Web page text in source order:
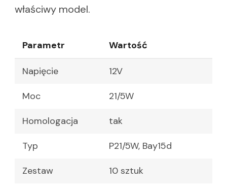
właściwy model.
Parametr Wartość
Napięcie 12V
Moc 21/5W
Homologacja tak
Typ P21/5W, Bay15d
Zestaw 10 sztuk